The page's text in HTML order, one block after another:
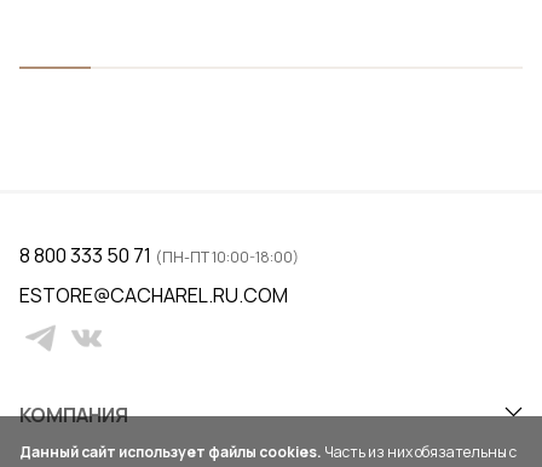
КОМПАНИЯ
8 800 333 50 71 (ПН-ПТ 10:00-18:00)
ESTORE@CACHAREL.RU.COM
Данный сайт использует файлы cookies. Часть из них обязательны с